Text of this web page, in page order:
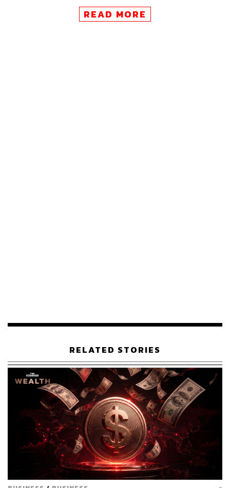
การเติบโตของเศรษฐกิจนอกสหรัฐฯ
3. นโยบายการเงิน: การลดดอกเบี้ยยังเป็นปัจจัยกดดัน
ดอลลาร์ในระยะยาว
ความคาดหวังของนโยบายการเงิน มักส่งผลต่อทิศทาง
ดอลลาร์ระยะสั้น ขณะที่ความแตกต่างระหว่างดอกเบี้ย
สหรัฐฯ กับทั่วโลกส่งผลต่อมูลค่าพื้นฐานระยะยาว
หมายความว่า ในระยะสั้นนโยบายการเงินอาจเป็นแรงหนุน
ให้ดอลลาร์แข็งค่า เนื่องจากตลาดคาดไปก่อนแล้วว่า Fed จะ
ปรับดอกเบี้ยลงอย่างน้อย 50 bps ในไตรมาสที่สี่
READ MORE
RELATED STORIES